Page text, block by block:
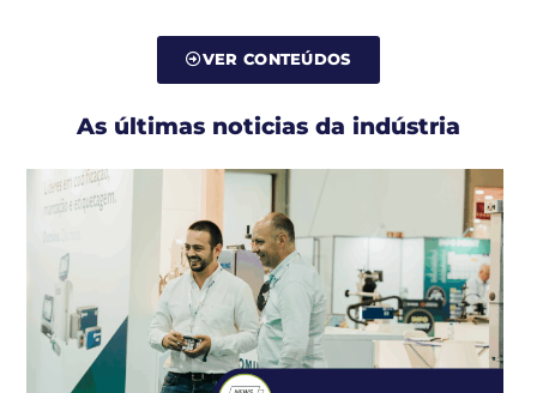
VER CONTEÚDOS
As últimas noticias da indústria